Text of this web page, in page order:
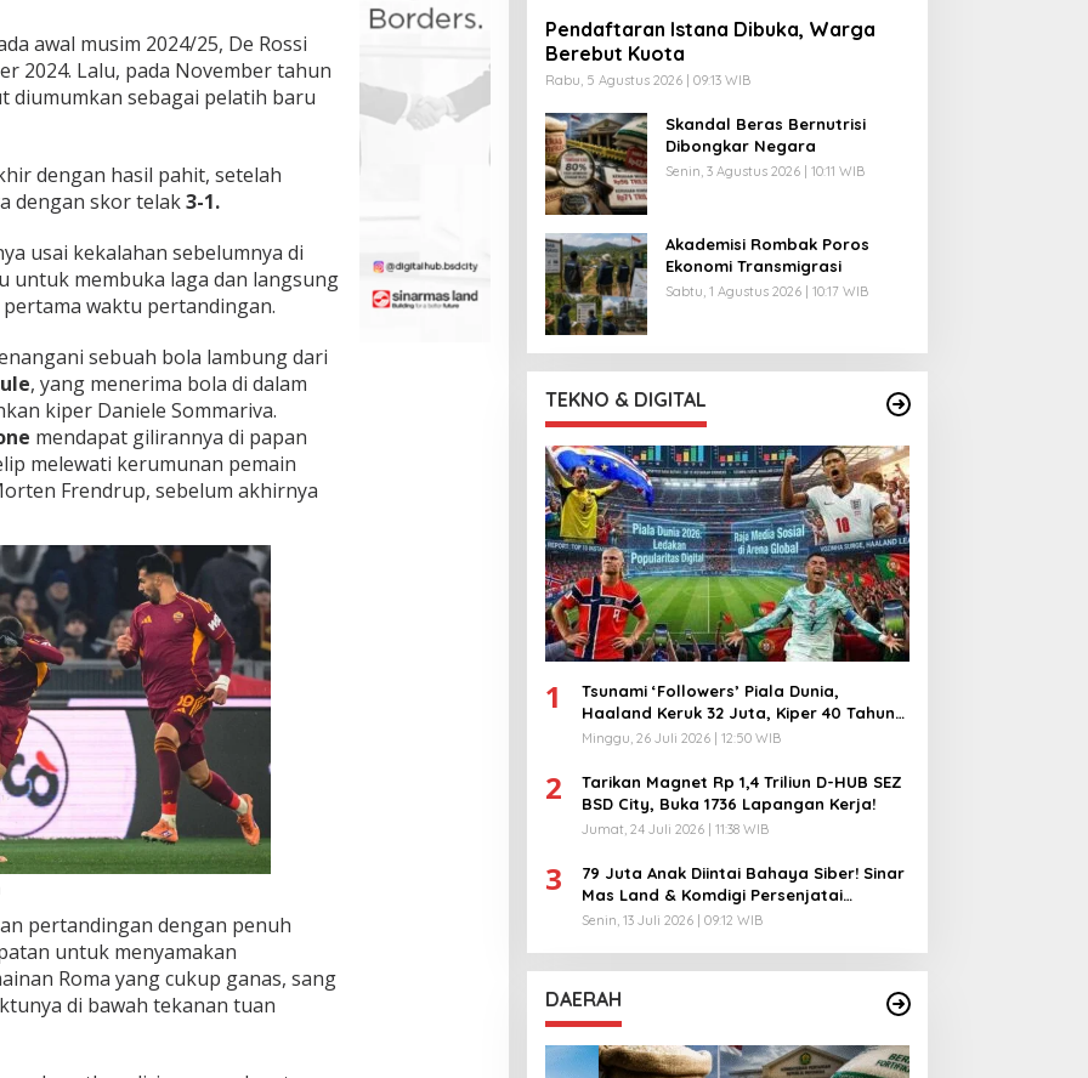
awal musim 2024/25, De Rossi
2024. Lalu, pada November tahun
diumumkan sebagai pelatih baru
dengan hasil pahit, setelah
dengan skor telak3-1.
usai kekalahan sebelumnya di
untuk membuka laga dan langsung
waktu pertandingan.
sebuah bola lambung dari
, yang menerima bola di dalam
kiper Daniele Sommariva.
mendapat gilirannya di papan
melewati kerumunan pemain
Frendrup, sebelum akhirnya
pertandingan dengan penuh
untuk menyamakan
Roma yang cukup ganas, sang
di bawah tekanan tuan
Pendaftaran Istana Dibuka, Warga
Berebut Kuota
Rabu, 5 Agustus 2026 | 09:13 WIB
Skandal Beras Bernutrisi
Dibongkar Negara
Senin, 3 Agustus 2026 | 10:11 WIB
Akademisi Rombak Poros
Ekonomi Transmigrasi
Sabtu, 1 Agustus 2026 | 10:17 WIB
TEKNO & DIGITAL
1
Tsunami ‘Followers’ Piala Dunia,
Haaland Keruk 32 Juta, Kiper 40 Tahun
Bikin Geger!
Minggu, 26 Juli 2026 | 12:50 WIB
2
Tarikan Magnet Rp 1,4 Triliun D-HUB SEZ
BSD City, Buka 1736 Lapangan Kerja!
Jumat, 24 Juli 2026 | 11:38 WIB
3
79 Juta Anak Diintai Bahaya Siber! Sinar
Mas Land & Komdigi Persenjatai
Ratusan Guru!
Senin, 13 Juli 2026 | 09:12 WIB
DAERAH